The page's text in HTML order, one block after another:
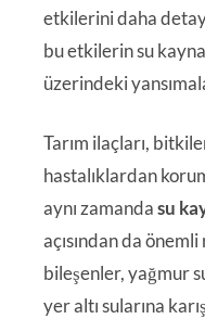
etkilerini daha
bu etkilerin su
üzerindeki
Tarım ilaçları,
hastalıklardan
aynı zamandasu
açısından da
bileşenler, yağmur
yer altı sularına